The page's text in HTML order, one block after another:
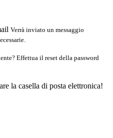
Verrà inviato un messaggio
Effettua il reset della password
la casella di posta elettronica!